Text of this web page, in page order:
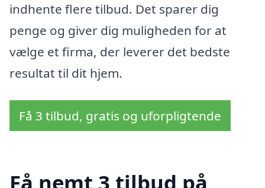
indhente flere tilbud. Det sparer dig
penge og giver dig muligheden for at
vælge et firma, der leverer det bedste
resultat til dit hjem.
Få 3 tilbud, gratis og uforpligtende